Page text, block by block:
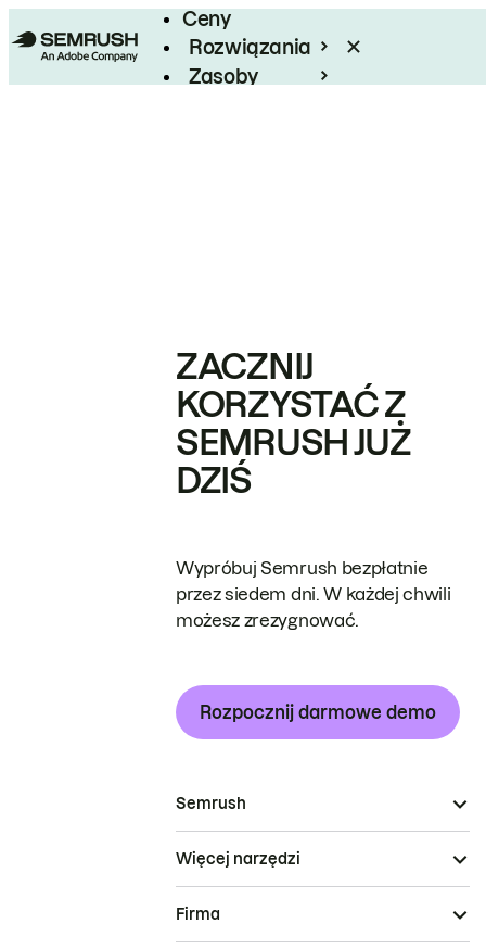
Ceny
Rozwiązania
Zasoby
ZACZNIJ
KORZYSTAĆ Z
SEMRUSH JUŻ
DZIŚ
Wypróbuj Semrush bezpłatnie
przez siedem dni. W każdej chwili
możesz zrezygnować.
Rozpocznij darmowe demo
Semrush
Więcej narzędzi
Firma